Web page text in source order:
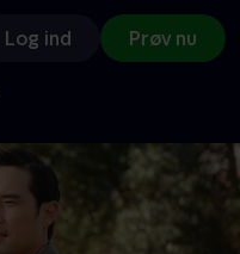
Log ind Prøv nu